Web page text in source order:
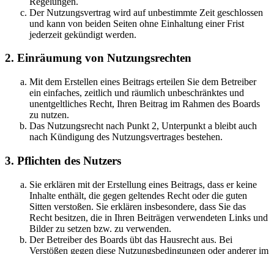
Der Nutzungsvertrag wird auf unbestimmte Zeit geschlossen
und kann von beiden Seiten ohne Einhaltung einer Frist
jederzeit gekündigt werden.
2. Einräumung von Nutzungsrechten
Mit dem Erstellen eines Beitrags erteilen Sie dem Betreiber
ein einfaches, zeitlich und räumlich unbeschränktes und
unentgeltliches Recht, Ihren Beitrag im Rahmen des Boards
zu nutzen.
Das Nutzungsrecht nach Punkt 2, Unterpunkt a bleibt auch
nach Kündigung des Nutzungsvertrages bestehen.
3. Pflichten des Nutzers
Sie erklären mit der Erstellung eines Beitrags, dass er keine
Inhalte enthält, die gegen geltendes Recht oder die guten
Sitten verstoßen. Sie erklären insbesondere, dass Sie das
Recht besitzen, die in Ihren Beiträgen verwendeten Links und
Bilder zu setzen bzw. zu verwenden.
Der Betreiber des Boards übt das Hausrecht aus. Bei
Verstößen gegen diese Nutzungsbedingungen oder anderer im